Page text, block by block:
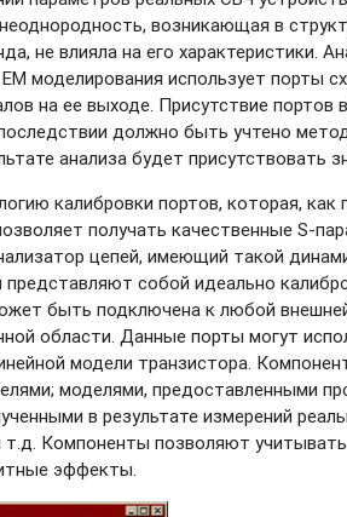
возникающая в
не влияла на его характеристики.
моделирования использует порты
на ее выходе. Присутствие портов
должно быть учтено
анализа будет присутствовать
калибровки портов, которая, как
получать качественные S-
цепей, имеющий такой
представляют собой идеально
быть подключена к любой
области. Данные порты могут
модели транзистора.
моделями, предоставленными
в результате измерений
т.д. Компоненты позволяют
эффекты.